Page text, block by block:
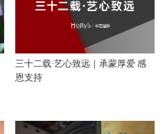
三十二载·艺心致远｜承蒙厚爱 感
恩支持